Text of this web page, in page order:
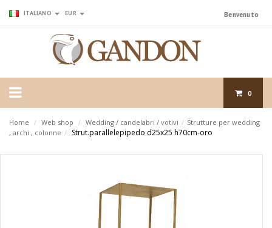
ITALIANO EUR Benvenuto
0
Home / Web shop / Wedding / candelabri / votivi / Strutture per wedding
, archi , colonne / Strut.parallelepipedo d25x25 h70cm-oro